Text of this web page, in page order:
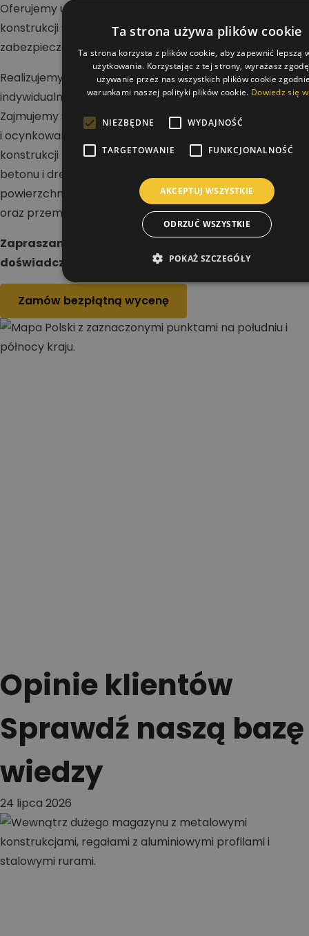
Oferujemy usługi w zakresie malowania dachów,
konstrukcji stalowych i betonowych oraz wykonywania
zabezpieczeń antykorozyjnych i ogniochronnych.
Realizujemy projekty na terenie całej Polski dla klientów
indywidualnych, firm i inwestorów przemysłowych.
Zajmujemy się renowacją dachów stalowych, blaszanych
i ocynkowanych, a także malowaniem hal oraz
konstrukcji nośnych. Wykonujemy zabezpieczenia stali,
betonu i drewna, dbając o trwałość i odporność
powierzchni na działanie warunków atmosferycznych
oraz przemysłowych.
Zapraszamy do kontaktu i realizacji projektu z
doświadczonym wykonawcą.
Zamów bezpłątną wycenę
Opinie klientów
Sprawdź naszą bazę
wiedzy
24 lipca 2026
Ta strona używa plików cookie
Ta strona korzysta z plików cookie, aby zapewnić lepszą
użytkowania. Korzystając z tej strony, wyrażasz
używanie przez nas wszystkich plików cookie
warunkami naszej polityki plików cookie. Dowiedz się
NIEZBĘDNE WYDAJNOŚĆ
TARGETOWANIE FUNKCJONALNOŚĆ
AKCEPTUJ WSZYSTKIE
ODRZUĆ WSZYSTKIE
POKAŻ SZCZEGÓŁY